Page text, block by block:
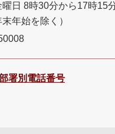
曜日 8時30分から17時15
末年始を除く）
署別電話番号